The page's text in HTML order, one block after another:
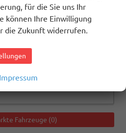
anzeigen
Fahrzeuge (0)
für die Sie uns Ihr
können Ihre Einwilligung
die Zukunft widerrufen.
Impressum